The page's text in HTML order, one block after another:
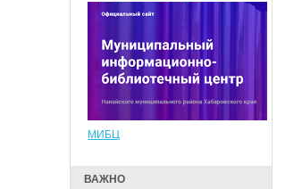
МИБЦ
ВАЖНО